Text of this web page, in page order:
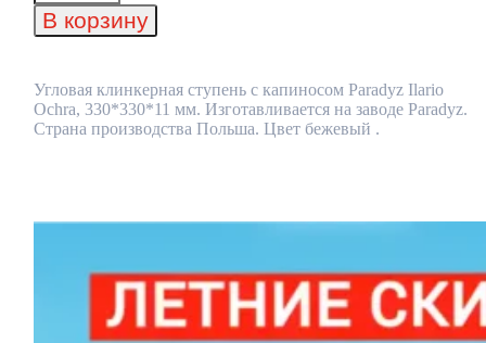
клинкерная
ступень
Paradyz
Ilario
Ochra,
В корзину
Угловая клинкерная ступень с капиносом Paradyz Ilario
Ochra, 330*330*11 мм. Изготавливается на заводе Paradyz.
Страна производства Польша. Цвет бежевый .